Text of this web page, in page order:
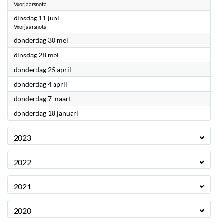
Voorjaarsnota
dinsdag 11 juni
Voorjaarsnota
donderdag 30 mei
dinsdag 28 mei
donderdag 25 april
donderdag 4 april
donderdag 7 maart2024
donderdag 18 januari
2023
2022
2021
2020